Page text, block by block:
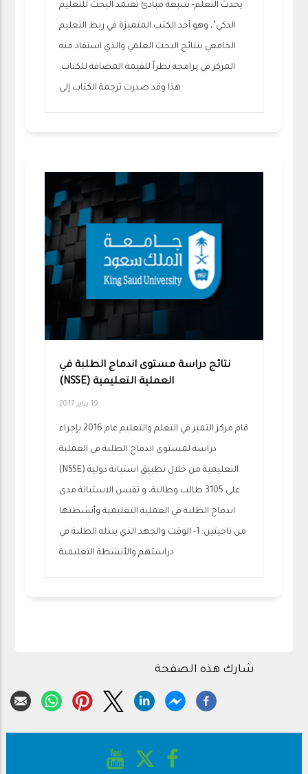
يحدث التعلم- سبعة مبادئ تعتمد البحث للتعليم
الذكي"، وهو أحد الكتب المتميزة في ربط التعليم
الجامعي بنتائج البحث العلمي والذي استفاد منه
المركز في برامجه نظراً للقيمة المضافة للكتاب.
هذا وقد صدرت ترجمة الكتاب إلى
نتائج دراسة مستوى اندماج الطلبة في
العملية التعليمية (NSSE)
19 يناير 2017
قام مركز التمير في التعلم والتعليم عام 2016 بإجراء
دراسة لمستوى اندماج الطلبة في العملية
التعليمية من خلال تطبيق استبانة دولية (NSSE)
على 3105 طالب وطالبة، و تقيس الاستبانة مدى
اندماج الطلبة في العملية التعليمية وأنشطتها
من ناحيتين: 1- الوقت والجهد الذي يبذله الطلبة في
دراستهم والأنشطة التعليمية
شارك هذه الصفحة